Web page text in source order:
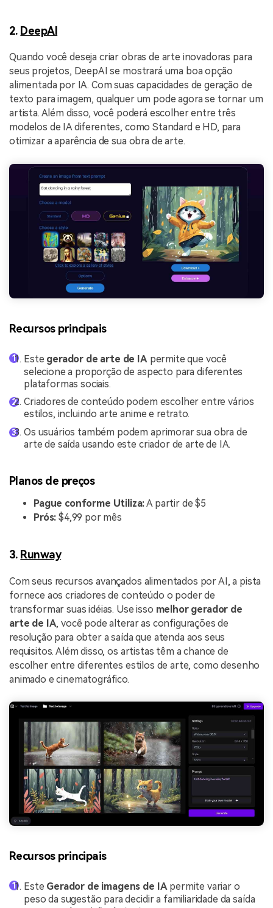
2. DeepAI
Quando você deseja criar obras de arte inovadoras para
seus projetos, DeepAI se mostrará uma boa opção
alimentada por IA. Com suas capacidades de geração de
texto para imagem, qualquer um pode agora se tornar um
artista. Além disso, você poderá escolher entre três
modelos de IA diferentes, como Standard e HD, para
otimizar a aparência de sua obra de arte.
Recursos principais
Este gerador de arte de IA permite que você
selecione a proporção de aspecto para diferentes
plataformas sociais.
Criadores de conteúdo podem escolher entre vários
estilos, incluindo arte anime e retrato.
Os usuários também podem aprimorar sua obra de
arte de saída usando este criador de arte de IA.
Planos de preços
Pague conforme Utiliza:A partir de $5
Prós: $4,99 por mês
3. Runway
Com seus recursos avançados alimentados por AI, a pista
fornece aos criadores de conteúdo o poder de
transformar suas idéias. Use isso melhor gerador de
arte de IA, você pode alterar as configurações de
resolução para obter a saída que atenda aos seus
requisitos. Além disso, os artistas têm a chance de
escolher entre diferentes estilos de arte, como desenho
animado e cinematográfico.
Recursos principais
Este Gerador de imagens de IA permite variar o
peso da sugestão para decidir a familiaridade da saída